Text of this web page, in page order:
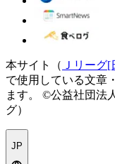
本サイト（ Ｊリーグ
で使用している文章
ます。
©公益社団法
グ）
JP